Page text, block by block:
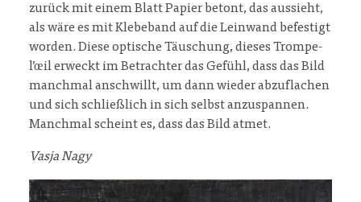
zurück mit einem Blatt Papier betont, das aussieht,
als wäre es mit Klebeband auf die Leinwand befestigt
worden. Diese optische Täuschung, dieses Trompe-
l’œil erweckt im Betrachter das Gefühl, dass das Bild
manchmal anschwillt, um dann wieder abzuflachen
und sich schließlich in sich selbst anzuspannen.
Manchmal scheint es, dass das Bild atmet.
Vasja Nagy